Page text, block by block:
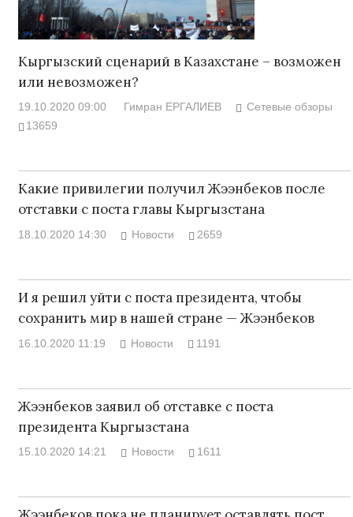
Кыргызский сценарий в Казахстане – возможен
или невозможен?
19.10.2020 09:00 Гимран ЕРГАЛИЕВ
Сетевые обзоры
13659
Какие привилегии получил Жээнбеков после
отставки с поста главы Кыргызстана
18.10.2020 14:30 Новости 2659
И я решил уйти с поста президента, чтобы
сохранить мир в нашей стране — Жээнбеков
16.10.2020 11:19 Новости 1191
Жээнбеков заявил об отставке с поста
президента Кыргызстана
15.10.2020 14:21 Новости 1611